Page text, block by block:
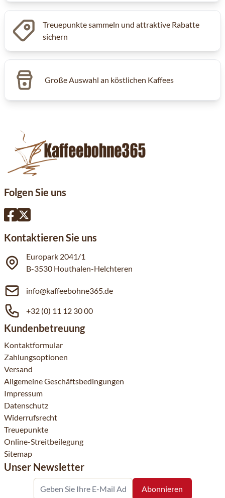
Treuepunkte sammeln und attraktive Rabatte
sichern
Große Auswahl an köstlichen Kaffees
Folgen Sie uns
Kontaktieren Sie uns
Europark 2041/1
B-3530 Houthalen-Helchteren
info@kaffeebohne365.de
+32 (0) 11 12 30 00
Kundenbetreuung
Kontaktformular
Zahlungsoptionen
Versand
Allgemeine Geschäftsbedingungen
Impressum
Datenschutz
Widerrufsrecht
Treuepunkte
Online-Streitbeilegung
Sitemap
Unser Newsletter